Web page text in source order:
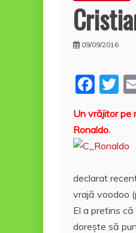
09/09/2016
F
a
c
e
o
o
k
T
itt
er
Un vrăjitor pe
Ronaldo.
declarat
vrajă voodoo
El a pretins
doreşte să